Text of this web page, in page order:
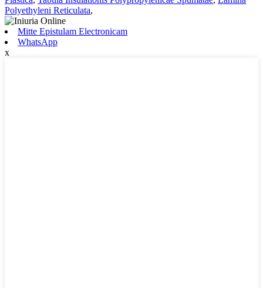
Polyethyleni Reticulata,
Mitte Epistulam Electronicam
WhatsApp
x